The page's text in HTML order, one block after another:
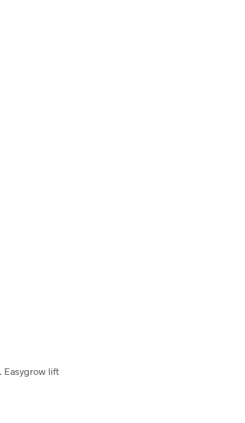
. Easygrow lift